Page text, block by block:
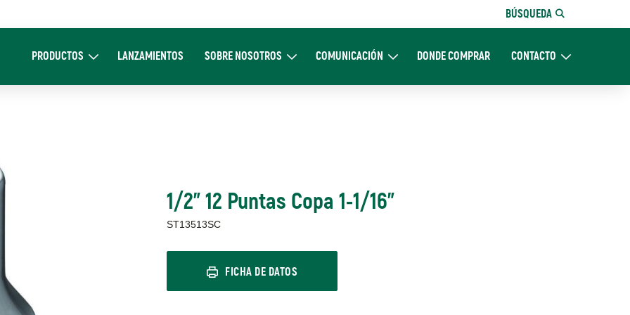
BÚSQUEDA
navigation
PRODUCTOSExpand ProductosLANZAMIENTOS SOBRE NOSOTROSExpand Sobre NosotrosCOMUNICACIÓNExpand ComunicaciónDONDE COMPRAR CONTACTOExpand CONTACTO
1/2" 12 Puntas Copa 1-1/16"
ST13513SC
FICHA DE DATOS